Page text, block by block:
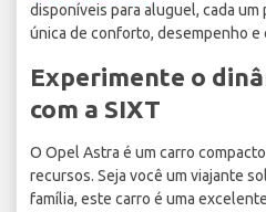
disponíveis para aluguel, cada
única de conforto, desempenho e
Experimente o
com a SIXT
O Opel Astra é um carro
recursos. Seja você um viajante
família, este carro é uma